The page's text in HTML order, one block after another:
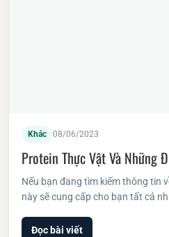
Khác 08/06/2023
Protein Thực Vật Và Những
Nếu bạn đang tìm kiếm thông tin
này sẽ cung cấp cho bạn tất cả
Đọc bài viết